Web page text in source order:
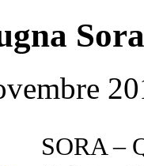
SORA –